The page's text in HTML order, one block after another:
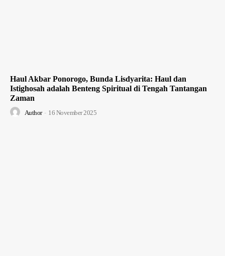
Haul Akbar Ponorogo, Bunda Lisdyarita: Haul dan
Istighosah adalah Benteng Spiritual di Tengah Tantangan
Zaman
Author - 16 November 2025